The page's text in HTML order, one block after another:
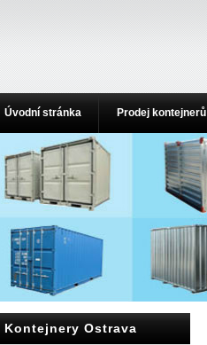
Kontejnery Ostrava
Úvodní stránka Prodej kontejnerů